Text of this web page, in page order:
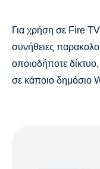
Για χρήση σε Fire
συνήθειες
οποιοδήποτε
σε κάποιο δημόσιο